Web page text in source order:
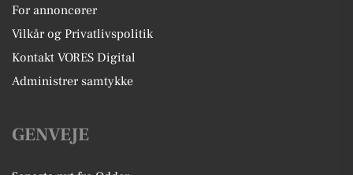
For annoncører
Vilkår og Privatlivspolitik
Kontakt VORES Digital
Administrer samtykke
GENVEJE